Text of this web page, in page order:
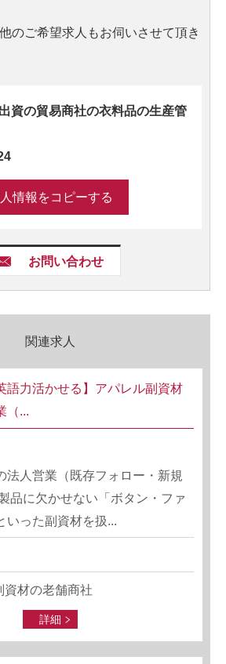
のご希望求人もお伺いさせて頂き
資の貿易商社の衣料品の生産管
情報をコピーする
お問い合わせ
関連求人
語力活かせる】アパレル副資材
（...
法人営業（既存フォロー・新規
品に欠かせない「ボタン・ファ
いった副資材を扱...
資材の老舗商社
詳細